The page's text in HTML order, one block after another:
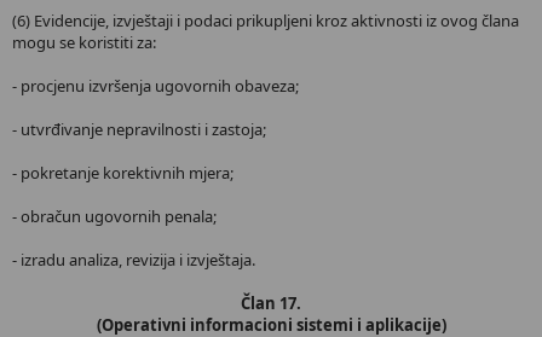
(6) Evidencije, izvještaji i podaci prikupljeni kroz aktivnosti iz ovog člana
mogu se koristiti za:
- procjenu izvršenja ugovornih obaveza;
- utvrđivanje nepravilnosti i zastoja;
- pokretanje korektivnih mjera;
- obračun ugovornih penala;
- izradu analiza, revizija i izvještaja.
Član 17.
(Operativni informacioni sistemi i aplikacije)